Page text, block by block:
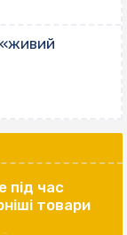
під час
товари